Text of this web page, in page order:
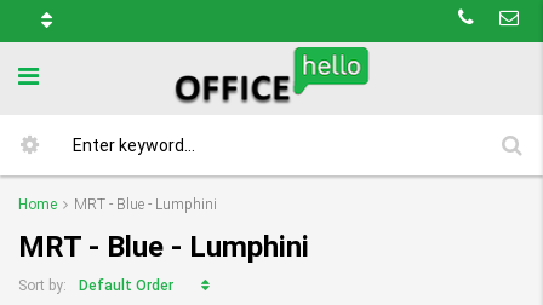
Home MRT - Blue - Lumphini
MRT - Blue - Lumphini
Sort by: Default Order